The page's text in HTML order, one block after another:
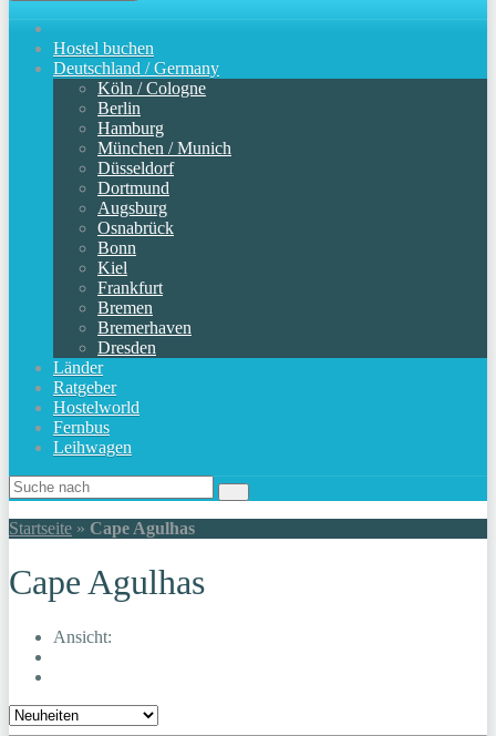
Hostel buchen
Deutschland / Germany
Köln / Cologne
Berlin
Hamburg
München / Munich
Düsseldorf
Dortmund
Augsburg
Osnabrück
Bonn
Kiel
Frankfurt
Bremen
Bremerhaven
Dresden
Länder
Ratgeber
Hostelworld
Fernbus
Leihwagen
Startseite » Cape Agulhas
Cape Agulhas
Ansicht: